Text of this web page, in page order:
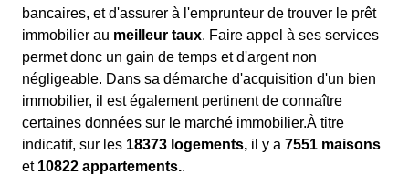
bancaires, et d'assurer à l'emprunteur de trouver le prêt
immobilier au meilleur taux. Faire appel à ses services
permet donc un gain de temps et d'argent non
négligeable. Dans sa démarche d'acquisition d'un bien
immobilier, il est également pertinent de connaître
certaines données sur le marché immobilier.À titre
indicatif, sur les 18373 logements, il y a 7551 maisons
et 10822 appartements..